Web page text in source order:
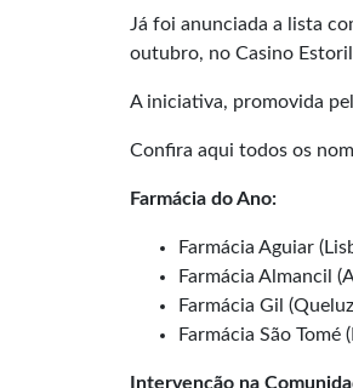
Já foi anunciada a lista
outubro, no Casino
A iniciativa, promovida
Confira aqui todos os
Farmácia do Ano:
Farmácia Aguiar
Farmácia Almancil
Farmácia Gil
Farmácia São Tomé
Intervenção na